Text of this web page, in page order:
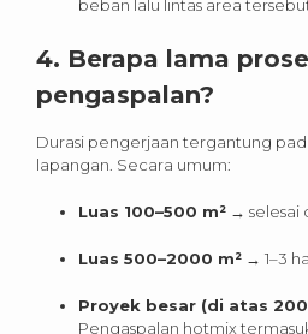
beban lalu lintas area
4. Berapa lama
pengaspalan?
Durasi pengerjaan tergantung
lapangan. Secara umum:
Luas 100–500 m² → selesai
Luas 500–2000 m² → 1–3
Proyek besar (di atas
Pengaspalan hotmix